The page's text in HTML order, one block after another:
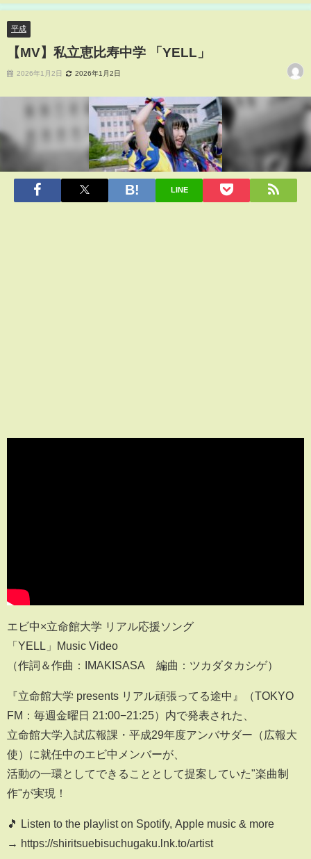
平成
【MV】私立恵比寿中学 「YELL」
2026年1月2日 2026年1月2日
LINE
エビ中×立命館大学 リアル応援ソング
「YELL」Music Video
（作詞＆作曲：IMAKISASA 編曲：ツカダタカシゲ）
『立命館大学 presents リアル頑張ってる途中』（TOKYO
FM：毎週金曜日 21:00−21:25）内で発表された、
立命館大学入試広報課・平成29年度アンバサダー（広報大
使）に就任中のエビ中メンバーが、
活動の一環としてできることとして提案していた"楽曲制
作"が実現！
🎵 Listen to the playlist on Spotify, Apple music & more
→ https://shiritsuebisuchugaku.lnk.to/artist